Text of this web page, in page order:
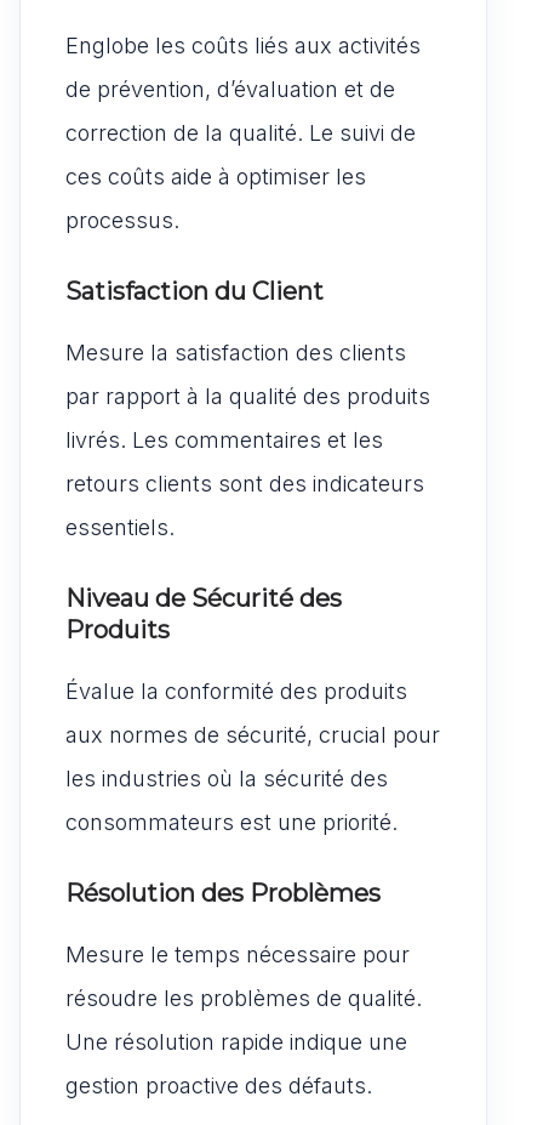
Englobe les coûts liés aux activités
de prévention, d’évaluation et de
correction de la qualité. Le suivi de
ces coûts aide à optimiser les
processus.
Satisfaction du Client
Mesure la satisfaction des clients
par rapport à la qualité des produits
livrés. Les commentaires et les
retours clients sont des indicateurs
essentiels.
Niveau de Sécurité des
Produits
Évalue la conformité des produits
aux normes de sécurité, crucial pour
les industries où la sécurité des
consommateurs est une priorité.
Résolution des Problèmes
Mesure le temps nécessaire pour
résoudre les problèmes de qualité.
Une résolution rapide indique une
gestion proactive des défauts.